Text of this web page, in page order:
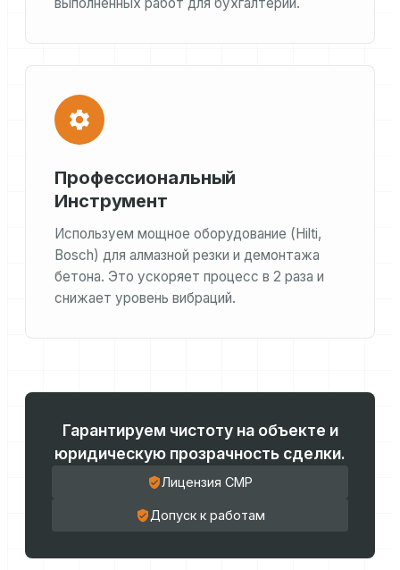
выполненных работ для бухгалтерии.
Профессиональный
Инструмент
Используем мощное оборудование (Hilti,
Bosch) для алмазной резки и демонтажа
бетона. Это ускоряет процесс в 2 раза и
снижает уровень вибраций.
Гарантируем чистоту на объекте и
юридическую прозрачность сделки.
Лицензия СМР
Допуск к работам